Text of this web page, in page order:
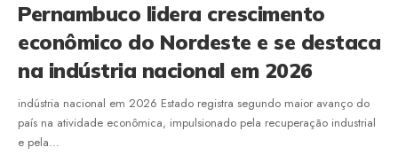
Pernambuco lidera crescimento
econômico do Nordeste e se destaca
na indústria nacional em 2026
indústria nacional em 2026 Estado registra segundo maior avanço do
país na atividade econômica, impulsionado pela recuperação industrial
e pela…